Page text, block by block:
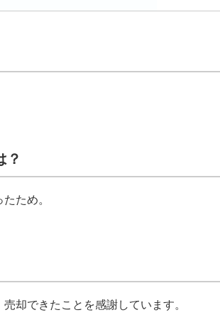
？
ため。
却できたことを感謝しています。